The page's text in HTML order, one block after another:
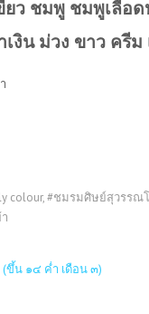
ว ชมพู ชมพูเลือ
งิน ม่วง ขาว ครีม
colour,#ชมรมศิษย์สุวรรณ
ขึ้น ๑๔ ค่ำ เดือน ๓)